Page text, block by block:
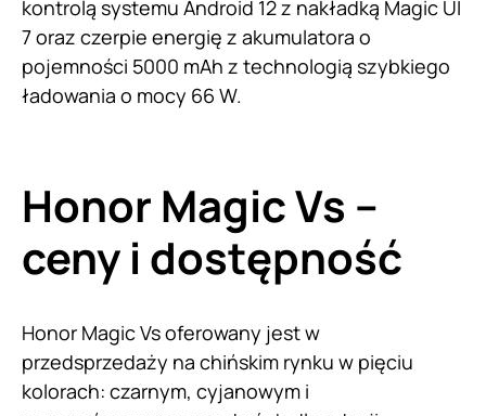
kontrolą systemu Android 12 z nakładką Magic UI
7 oraz czerpie energię z akumulatora o
pojemności 5000 mAh z technologią szybkiego
ładowania o mocy 66 W.
Honor Magic Vs –
ceny i dostępność
Honor Magic Vs oferowany jest w
przedsprzedaży na chińskim rynku w pięciu
kolorach: czarnym, cyjanowym i